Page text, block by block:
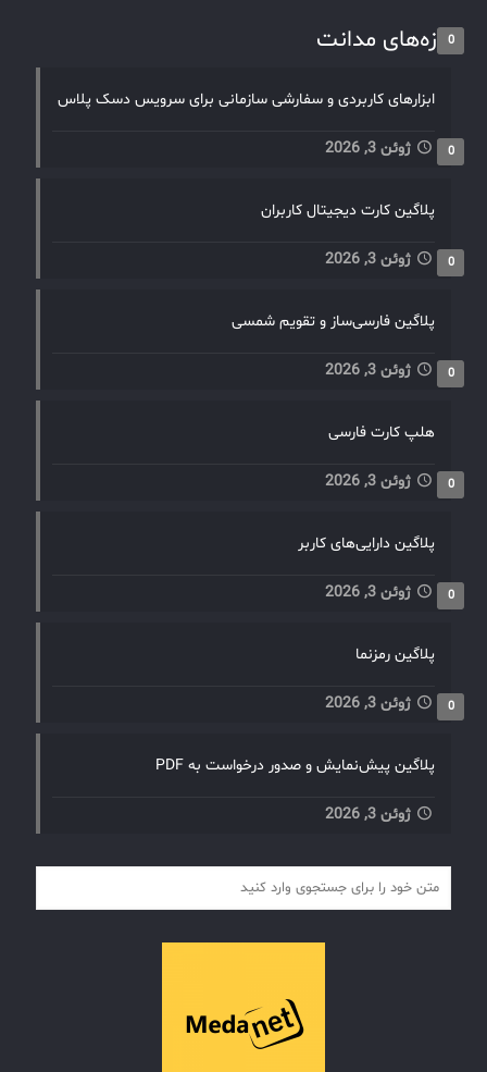
تازه‌های مدانت0
ابزارهای کاربردی و سفارشی سازمانی برای سرویس دسک پلاس
ژوئن 3, 2026 0
پلاگین کارت دیجیتال کاربران
ژوئن 3, 2026 0
پلاگین فارسی‌ساز و تقویم شمسی
ژوئن 3, 2026 0
هلپ کارت فارسی
ژوئن 3, 2026 0
پلاگین دارایی‌های کاربر
ژوئن 3, 2026 0
پلاگین رمزنما
ژوئن 3, 2026 0
پلاگین پیش‌نمایش و صدور درخواست به PDF
ژوئن 3, 2026